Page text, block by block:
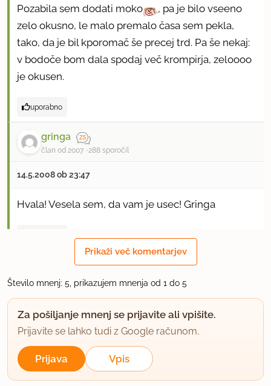
Pozabila sem dodati moko
, pa je bilo vseeno
zelo okusno, le malo premalo časa sem pekla,
tako, da je bil kporomač še precej trd. Pa še nekaj:
v bodoče bom dala spodaj več krompirja, zeloooo
je okusen.
uporabno
gringa
član od 2007 288 sporočil
14.5.2008 ob 23:47
Hvala! Vesela sem, da vam je usec! Gringa
član od 2007 288 sporočil
In Dusanka, najlepsa hvala za lepo slikco! Jaz jih
nimam mosnosti naredit in poslat, pa jih je tako
lepo videt! Najlepsa hvala! Gringa
Prikaži več komentarjev
Število mnenj: 5, prikazujem mnenja od 1 do 5
Za pošiljanje mnenj se prijavite ali vpišite.
Prijavite se lahko tudi z Google računom.
Prijava Vpis